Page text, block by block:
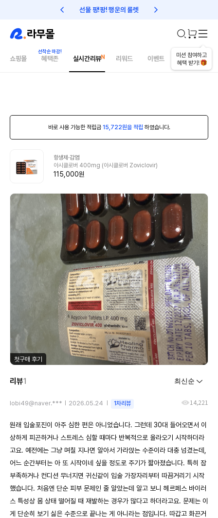
선물 팡!팡! 행운의 룰렛 친구초대 1만원 리워드!
미션 참여하고
혜택 받기!
쇼핑몰 혜택존 실시간리뷰 리워드 이벤트 건강매거진
바로 사용 가능한 적립금 15,722원을 적립 하였습니다.
항생제·감염
아시클로버 400mg (아시클로버 Zoviclovir)
115,000원
첫구매 후기
리뷰1
lobi49@naver.*** 2026.05.24 1차리뷰 14,221
원래 입술포진이 아주 심한 편은 아니었습니다. 그런데 30대 들어오면서 이
상하게 피곤하거나 스트레스 심할 때마다 반복적으로 올라오기 시작하더라
고요. 예전에는 그냥 며칠 지나면 알아서 가라앉는 수준이라 대충 넘겼는데,
어느 순간부터는 아 또 시작이네 싶을 정도로 주기가 짧아졌습니다. 특히 잠
부족하거나 컨디션 무너지면 귀신같이 입술 가장자리부터 따끔거리기 시작
했습니다. 처음엔 단순 피부 문제인 줄 알았는데 알고 보니 헤르페스 바이러
스 특성상 몸 상태 떨어질 때 재발하는 경우가 많다고 하더라고요. 문제는 이
게 단순히 보기 싫은 수준으로 끝나는 게 아니라는 점입니다. 따갑고 화끈거